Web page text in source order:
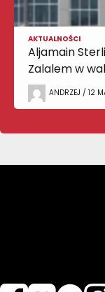
AKTUALNOŚCI
Aljamain
Zalalem w
ANDRZEJ / 12